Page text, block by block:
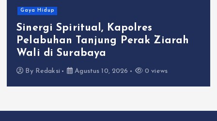
Gaya Hidup
Sinergi Spiritual, Kapolres
Pelabuhan Tanjung Perak Ziarah
Wali di Surabaya
By Redaksi Agustus 10, 2026 0 views